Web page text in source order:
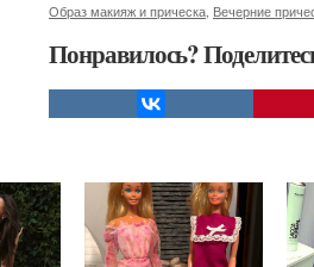
Образ макияж и прическа Вечерние
Понравилось?